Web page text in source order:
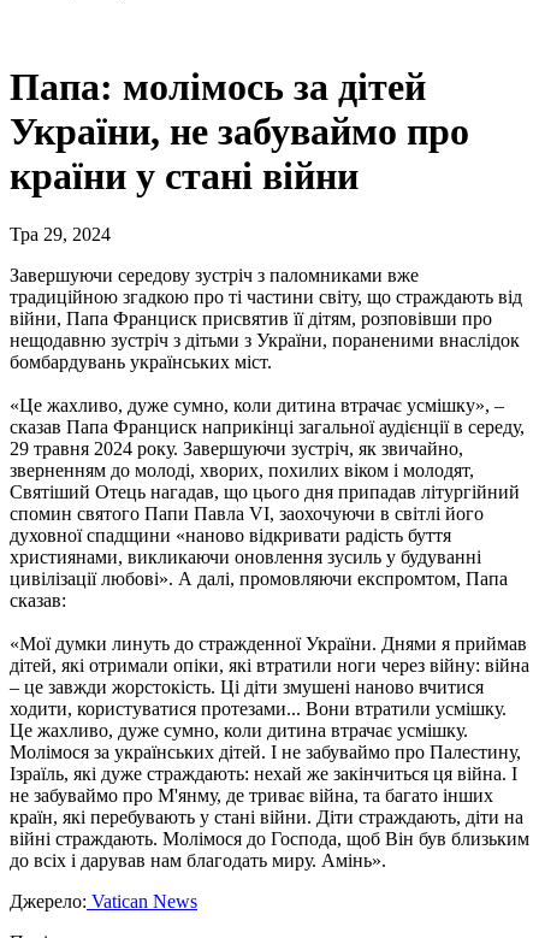
Папа: молімось за дітей
України, не забуваймо про
країни у стані війни
Тра 29, 2024
Завершуючи середову зустріч з паломниками вже
традиційною згадкою про ті частини світу, що страждають від
війни, Папа Франциск присвятив її дітям, розповівши про
нещодавню зустріч з дітьми з України, пораненими внаслідок
бомбардувань українських міст.
«Це жахливо, дуже сумно, коли дитина втрачає усмішку», –
сказав Папа Франциск наприкінці загальної аудієнції в середу,
29 травня 2024 року. Завершуючи зустріч, як звичайно,
зверненням до молоді, хворих, похилих віком і молодят,
Святіший Отець нагадав, що цього дня припадав літургійний
спомин святого Папи Павла VI, заохочуючи в світлі його
духовної спадщини «наново відкривати радість буття
християнами, викликаючи оновлення зусиль у будуванні
цивілізації любові». А далі, промовляючи експромтом, Папа
сказав:
«Мої думки линуть до стражденної України. Днями я приймав
дітей, які отримали опіки, які втратили ноги через війну: війна
– це завжди жорстокість. Ці діти змушені наново вчитися
ходити, користуватися протезами... Вони втратили усмішку.
Це жахливо, дуже сумно, коли дитина втрачає усмішку.
Молімося за українських дітей. І не забуваймо про Палестину,
Ізраїль, які дуже страждають: нехай же закінчиться ця війна. І
не забуваймо про М'янму, де триває війна, та багато інших
країн, які перебувають у стані війни. Діти страждають, діти на
війні страждають. Молімося до Господа, щоб Він був близьким
до всіх і дарував нам благодать миру. Амінь».
Джерело: Vatican News